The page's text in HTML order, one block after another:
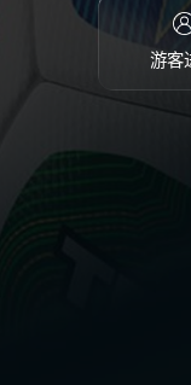
游客